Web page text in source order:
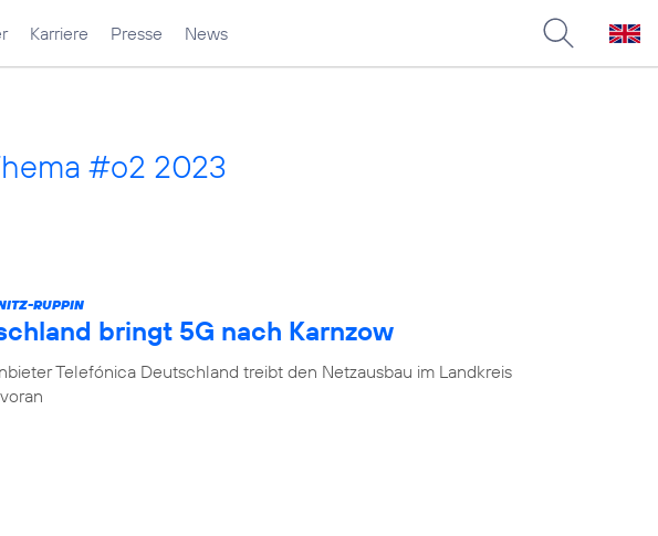
Karriere Presse News
#o2 2023
RUPPIN
bringt 5G nach Karnzow
Telefónica Deutschland treibt den Netzausbau im Landkreis